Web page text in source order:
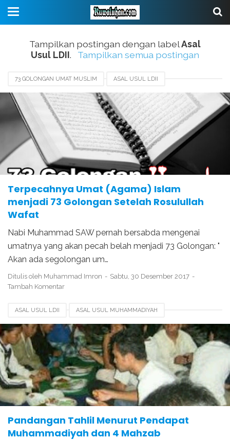
Tampilkan postingan dengan labelAsal
Usul LDII. Tampilkan semua postingan
73 GOLONGAN UMAT MUSLIM ASAL USUL LDII
ASAL USUL MUHAMMADIYAH ASAL USUL NU
HADITS TENTANG GOLONGAN UMAT ISLAM
TERPECAHNYA AGAMA ISLAM
UMAT ISLAM PECAH MENJADI 73 GOLONGAN
Terpecahnya Umat (Agama) Islam
menjadi 73 Golongan Setelah Rosulullah
Wafat
Nabi Muhammad SAW pernah bersabda mengenai
umatnya yang akan pecah belah menjadi 73 Golongan: "
Akan ada segolongan um…
Ditulis oleh Muhammad Imron
Sabtu, 30 Desember 2017
Tambah Komentar
ASAL USUL LDII ASAL USUL MUHAMMADIYAH
ASAL USUL NU ASAL USUL TAHLIL
PANDANGAN MUHAMMADIYAH TENTANG TAHLIL
TAHLIL MENURUT ISLAM
Pandangan Tahlil Menurut Pendapat
Muhammadiyah dan 4 Mahzab